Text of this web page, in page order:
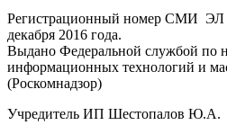
Регистрационный номер СМИ
декабря 2016 года.
Выдано Федеральной службой по
информационных технологий и
(Роскомнадзор)
Учредитель ИП Шестопалов Ю.А.